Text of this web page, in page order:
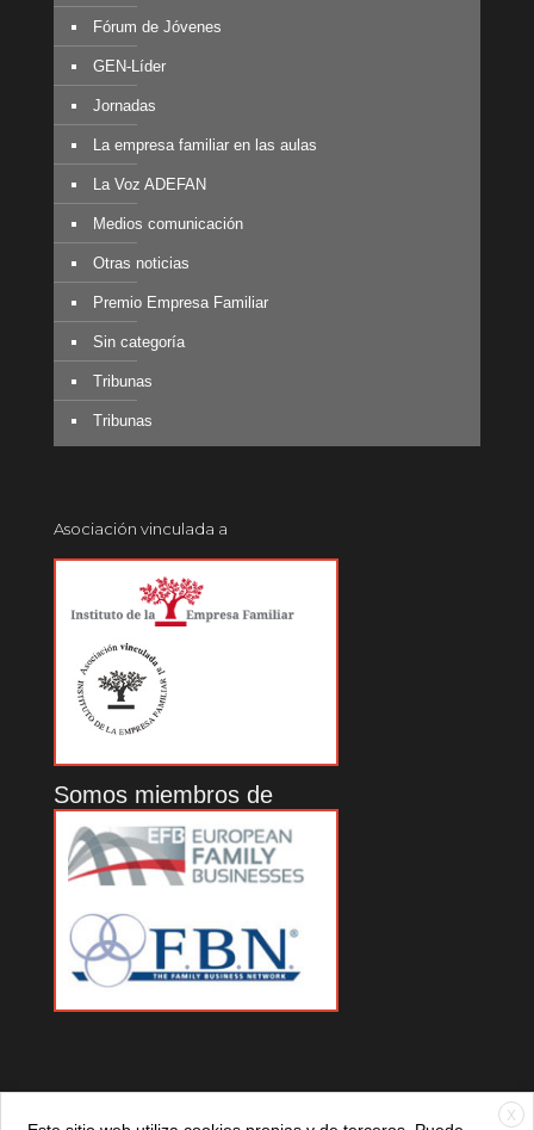
Fórum de Jóvenes
GEN-Líder
Jornadas
La empresa familiar en las aulas
La Voz ADEFAN
Medios comunicación
Otras noticias
Premio Empresa Familiar
Sin categoría
Tribunas
Tribunas
Asociación vinculada a
Somos miembros de
X